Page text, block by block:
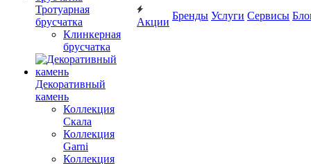
Тротуарная
брусчатка
Клинкерная
брусчатка
Декоративный
камень
Коллекция
Скала
Коллекция
Garni
Коллекция
Акции
Бренды Услуги Сервисы